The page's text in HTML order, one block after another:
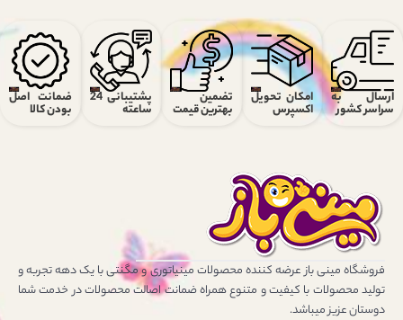
ارسال به
سراسر کشور
امکان تحویل
اکسپرس
تضمین
بهترین قیمت
پشتیبانی 24
ساعته
ضمانت اصل
بودن کالا
فروشگاه مینی باز عرضه کننده محصولات مینیاتوری و مگنتی با یک دهه تجربه و
تولید محصولات با کیفیت و متنوع همراه ضمانت اصالت محصولات در خدمت شما
دوستان عزیز میباشد.